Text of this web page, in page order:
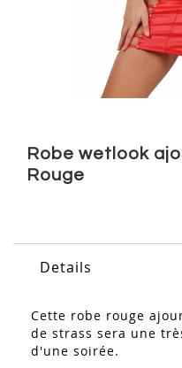
the
beginning
Robe wetlook
Rouge
Details
Cette robe rouge
de strass sera une
d'une soirée.